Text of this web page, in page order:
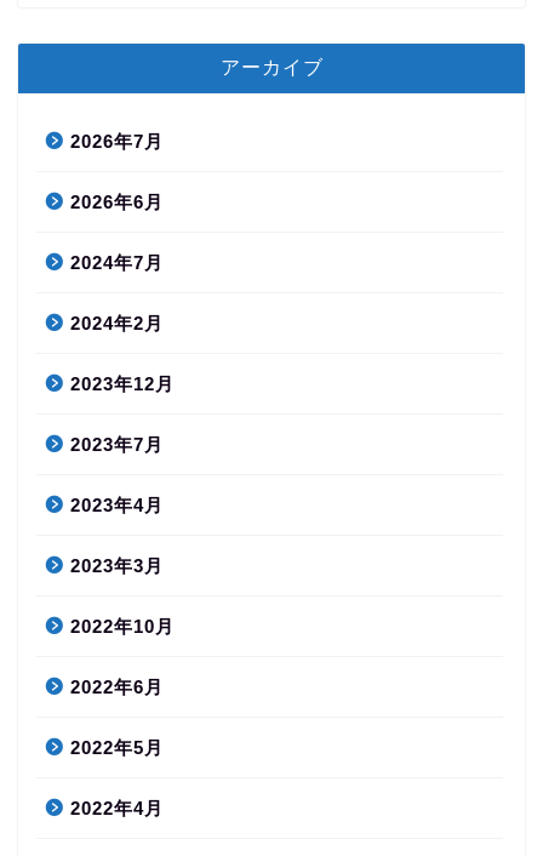
アーカイブ
2026年7月
2026年6月
2024年7月
2024年2月
2023年12月
2023年7月
2023年4月
2023年3月
2022年10月
2022年6月
2022年5月
2022年4月